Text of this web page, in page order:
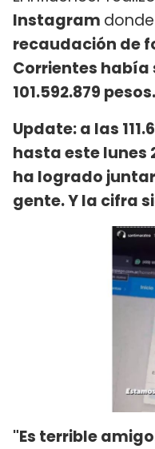
Instagram
recaudación de
Corrientes había
101.592.879 pesos.
Update: a las
hasta este lunes
ha logrado
gente. Y la cifra
"Es terrible